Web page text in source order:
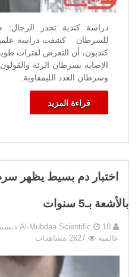
دراسة كندية تحذر
للسرطان كشفت دراسة
كنديون، أن التعرض لفترات
الإصابة بسرطان الرئة
وسرطان الغدد الليمفاوية.
قراءة المزيد
اختبار دم بسيط يظهر
بالأشعة بـ5 سنوات
Al-Mubdaa Scientific 10 ديسمبر, 2016
عالمية
2627 مشاهدات